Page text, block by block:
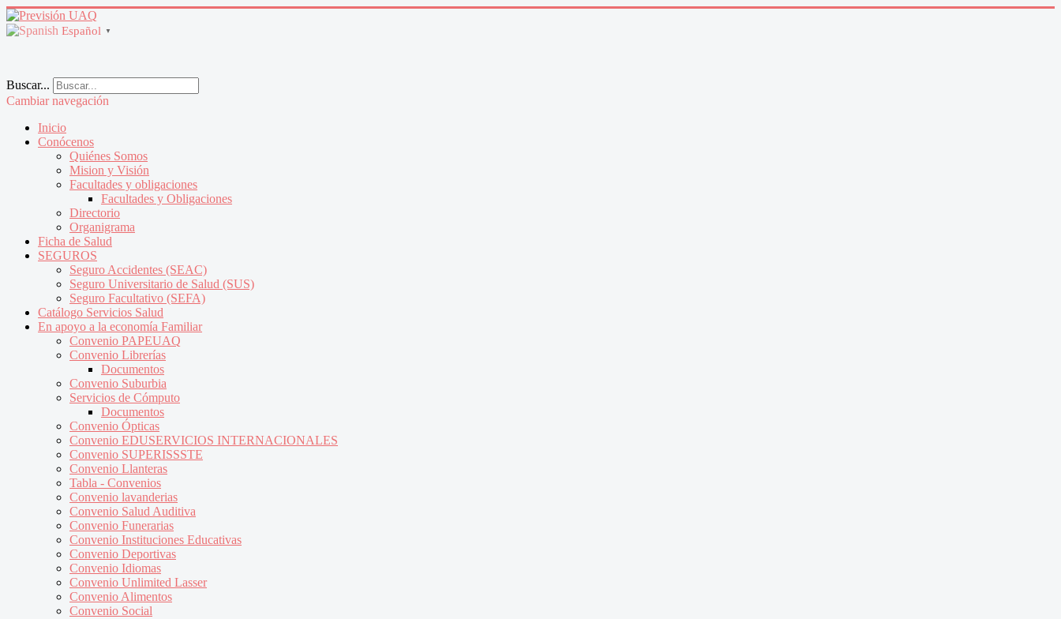
Español ▼
Buscar...
Cambiar navegación
Inicio
Conócenos
Quiénes Somos
Mision y Visión
Facultades y obligaciones
Facultades y Obligaciones
Directorio
Organigrama
Ficha de Salud
SEGUROS
Seguro Accidentes (SEAC)
Seguro Universitario de Salud (SUS)
Seguro Facultativo (SEFA)
Catálogo Servicios Salud
En apoyo a la economía Familiar
Convenio PAPEUAQ
Convenio Librerías
Documentos
Convenio Suburbia
Servicios de Cómputo
Documentos
Convenio Ópticas
Convenio EDUSERVICIOS INTERNACIONALES
Convenio SUPERISSSTE
Convenio Llanteras
Tabla - Convenios
Convenio lavanderias
Convenio Salud Auditiva
Convenio Funerarias
Convenio Instituciones Educativas
Convenio Deportivas
Convenio Idiomas
Convenio Unlimited Lasser
Convenio Alimentos
Convenio Social